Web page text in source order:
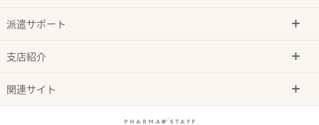
派遣サポート
支店紹介
関連サイト